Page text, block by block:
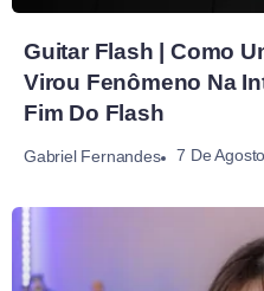
Guitar Flash | Como
Virou Fenômeno Na
Fim Do Flash
Gabriel Fernandes 7 De